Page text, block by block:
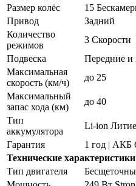
Размер колёс
15
Привод
Задний
Количество
режимов
3 Скорости
Подвеска
Передние и
Максимальная
скорость (км/ч)
до 25
Максимальный
запас хода (км)
до 40
Тип
аккумулятора
Li-ion
Гарантия
1 год | АКБ
Технические характеристики
Тип двигателя